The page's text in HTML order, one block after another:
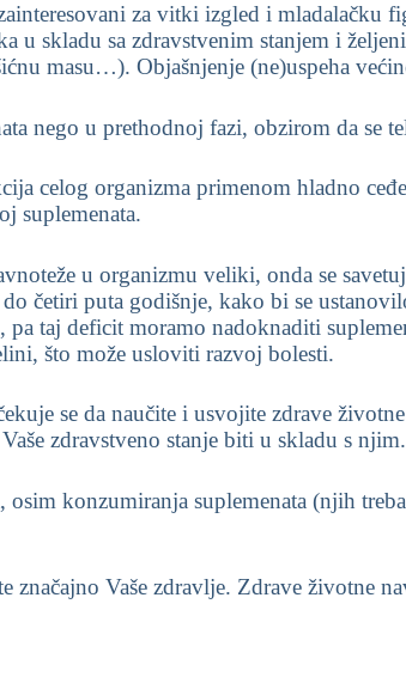
za vitki izgled i mladalačku
u skladu sa zdravstvenim stanjem i
masu…). Objašnjenje (ne)uspeha
nego u prethodnoj fazi, obzirom da se
celog organizma primenom hladno
suplemenata.
u organizmu veliki, onda se
četiri puta godišnje, kako bi se
pa taj deficit moramo nadoknaditi
što može usloviti razvoj bolesti.
se da naučite i usvojite zdrave
zdravstveno stanje biti u skladu s njim.
konzumiranja suplemenata (njih
Vaše zdravlje. Zdrave životne